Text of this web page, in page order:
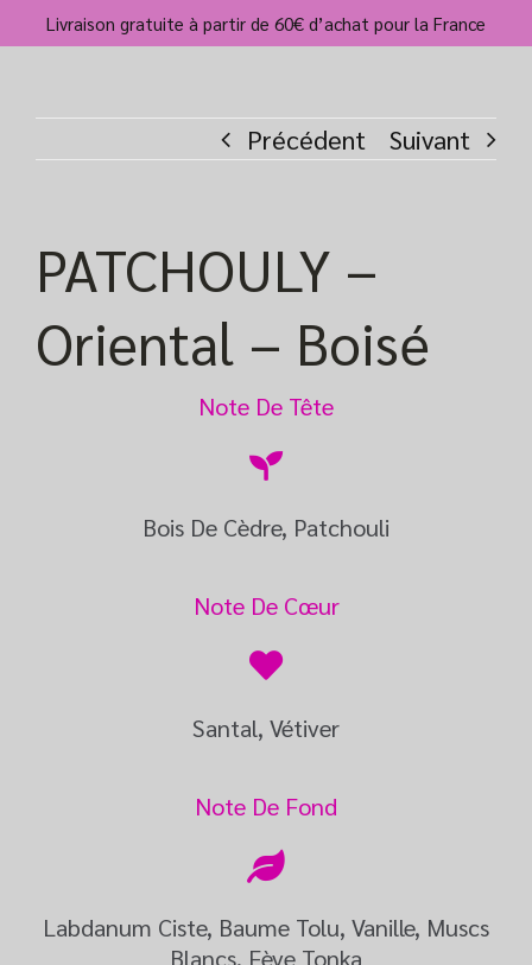
Passer
au
Livraison gratuite à partir de 60€ d’achat pour la France
Précédent Suivant
PATCHOULY –
Oriental – Boisé
Note De Tête
Bois De Cèdre, Patchouli
Note De Cœur
Santal, Vétiver
Note De Fond
Labdanum Ciste, Baume Tolu, Vanille, Muscs
Blancs, Fève Tonka